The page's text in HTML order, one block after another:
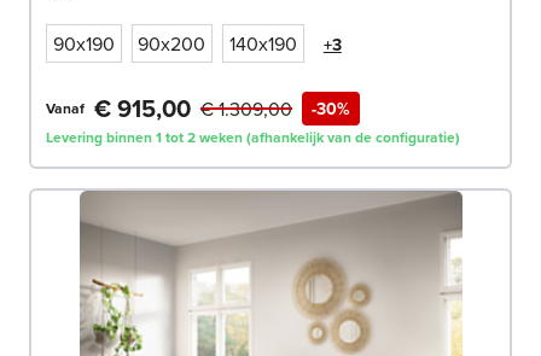
90x190 90x200 140x190 +3
Vanaf € 915,00 -30%
€ 1.309,00
Levering binnen 1 tot 2 weken (afhankelijk van de configuratie)